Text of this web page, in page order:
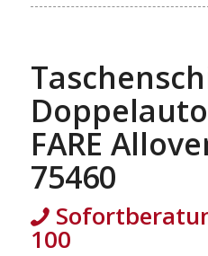
FARE
75460
100